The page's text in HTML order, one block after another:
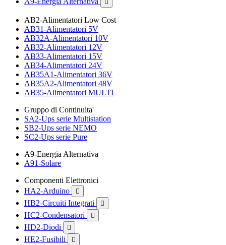

AB2-Alimentatori Low Cost
AB31-Alimentatori 5V
AB32A-Alimentatori 10V
AB32-Alimentatori 12V
AB33-Alimentatori 15V
AB34-Alimentatori 24V
AB35A1-Alimentatori 36V
AB35A2-Alimentatori 48V
AB35-Alimentatori MULTI
Gruppo di Continuita'
SA2-Ups serie Multistation
SB2-Ups serie NEMO
SC2-Ups serie Pure
A9-Energia Alternativa
A91-Solare
Componenti Elettronici
HA2-Arduino

HB2-Circuiti Integrati 
HC2-Condensatori 
HD2-Diodi 
HE2-Fusibili 